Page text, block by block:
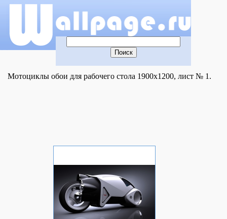
Мотоциклы обои для рабочего стола 1900x1200, лист № 1.